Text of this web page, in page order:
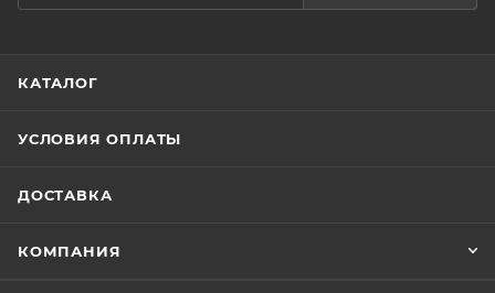
КАТАЛОГ
УСЛОВИЯ ОПЛАТЫ
ДОСТАВКА
КОМПАНИЯ